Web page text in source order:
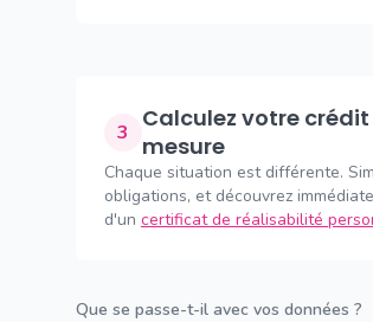
3
Calculez votre crédit immobilier sur
mesure
Chaque situation est différente.
obligations, et découvrez
d'un certificat de réalisabilité
Que se passe-t-il avec vos données ?